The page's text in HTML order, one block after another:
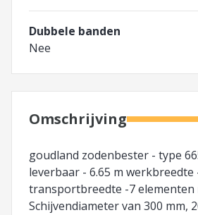
Dubbele banden
Nee
Omschrijving
goudland zodenbester - type
leverbaar - 6.65 m werkbreedte
transportbreedte -7 elementen
Schijvendiameter van 300 mm,